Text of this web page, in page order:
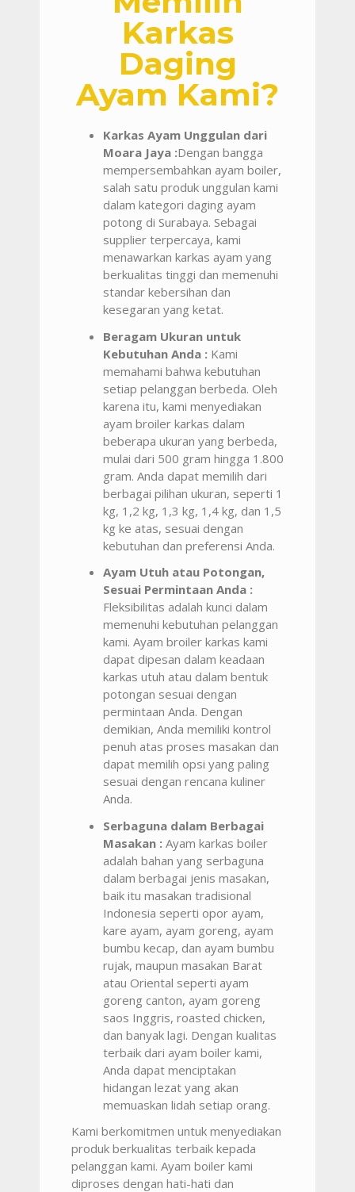
Karkas
Daging
Ayam Kami?
Karkas Ayam Unggulan dari
Moara Jaya :Dengan bangga
mempersembahkan ayam boiler,
salah satu produk unggulan kami
dalam kategori daging ayam
potong di Surabaya. Sebagai
supplier terpercaya, kami
menawarkan karkas ayam yang
berkualitas tinggi dan memenuhi
standar kebersihan dan
kesegaran yang ketat.
Beragam Ukuran untuk
Kebutuhan Anda : Kami
memahami bahwa kebutuhan
setiap pelanggan berbeda. Oleh
karena itu, kami menyediakan
ayam broiler karkas dalam
beberapa ukuran yang berbeda,
mulai dari 500 gram hingga 1.800
gram. Anda dapat memilih dari
berbagai pilihan ukuran, seperti 1
kg, 1,2 kg, 1,3 kg, 1,4 kg, dan 1,5
kg ke atas, sesuai dengan
kebutuhan dan preferensi Anda.
Ayam Utuh atau Potongan,
Sesuai Permintaan Anda :
Fleksibilitas adalah kunci dalam
memenuhi kebutuhan pelanggan
kami. Ayam broiler karkas kami
dapat dipesan dalam keadaan
karkas utuh atau dalam bentuk
potongan sesuai dengan
permintaan Anda. Dengan
demikian, Anda memiliki kontrol
penuh atas proses masakan dan
dapat memilih opsi yang paling
sesuai dengan rencana kuliner
Anda.
Serbaguna dalam Berbagai
Masakan : Ayam karkas boiler
adalah bahan yang serbaguna
dalam berbagai jenis masakan,
baik itu masakan tradisional
Indonesia seperti opor ayam,
kare ayam, ayam goreng, ayam
bumbu kecap, dan ayam bumbu
rujak, maupun masakan Barat
atau Oriental seperti ayam
goreng canton, ayam goreng
saos Inggris, roasted chicken,
dan banyak lagi. Dengan kualitas
terbaik dari ayam boiler kami,
Anda dapat menciptakan
hidangan lezat yang akan
memuaskan lidah setiap orang.
Kami berkomitmen untuk menyediakan
produk berkualitas terbaik kepada
pelanggan kami. Ayam boiler kami
diproses dengan hati-hati dan